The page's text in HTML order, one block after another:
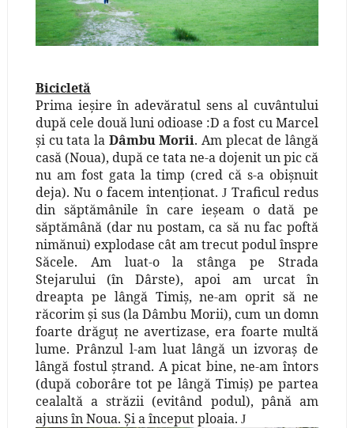
Bicicletă
Prima ieşire în adevăratul sens al cuvântului
după cele două luni odioase :D a fost cu Marcel
şi cu tata la Dâmbu Morii. Am plecat de lângă
casă (Noua), după ce tata ne-a dojenit un pic că
nu am fost gata la timp (cred că s-a obişnuit
deja). Nu o facem intenţionat.J Traficul redus
din săptămânile în care ieşeam o dată pe
săptămână (dar nu postam, ca să nu fac poftă
nimănui) explodase cât am trecut podul înspre
Săcele. Am luat-o la stânga pe Strada
Stejarului (în Dârste), apoi am urcat în
dreapta pe lângă Timiş, ne-am oprit să ne
răcorim şi sus (la Dâmbu Morii), cum un domn
foarte drăguţ ne avertizase, era foarte multă
lume. Prânzul l-am luat lângă un izvoraş de
lângă fostul ştrand. A picat bine, ne-am întors
(după coborâre tot pe lângă Timiş) pe partea
cealaltă a străzii (evitând podul), până am
ajuns în Noua. Şi a început ploaia. J